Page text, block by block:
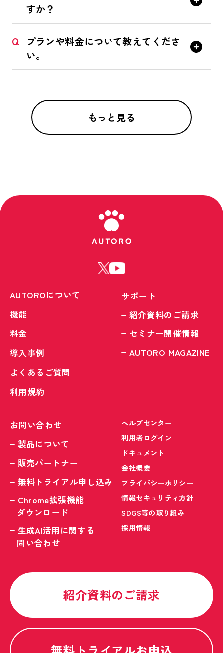
すか？
Q
プランや料金について教えてくださ
い。
もっと見る
AUTOROについて
機能
料金
導入事例
よくあるご質問
利用規約
サポート
紹介資料のご請求
セミナー開催情報
AUTORO MAGAZINE
お問い合わせ
製品について
販売パートナー
無料トライアル申し込み
Chrome拡張機能
ダウンロード
生成AI活用に関する
問い合わせ
ヘルプセンター
利用者ログイン
ドキュメント
会社概要
プライバシーポリシー
情報セキュリティ方針
SDGS等の取り組み
採用情報
紹介資料のご請求